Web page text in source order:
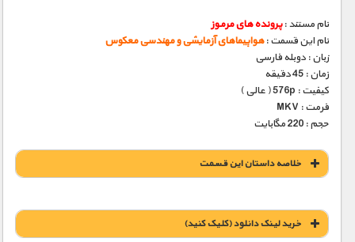
نام مستند :پرونده های مرموز
نام این قسمت :هواپیماهای آزمایشی و مهندسی معکوس
زبان : دوبله فارسی
زمان : 45 دقیقه
کیفیت : 576p ( عالی )
فرمت : MKV
حجم : 220 مگابایت
خلاصه داستان این قسمت
خريد لينک دانلود (کليک کنيد)